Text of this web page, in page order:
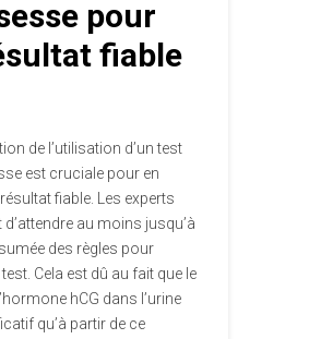
pour
fiable
de l’utilisation d’un test
est cruciale pour en
fiable. Les experts
au moins jusqu’à
des règles pour
Cela est dû au fait que le
hCG dans l’urine
qu’à partir de ce